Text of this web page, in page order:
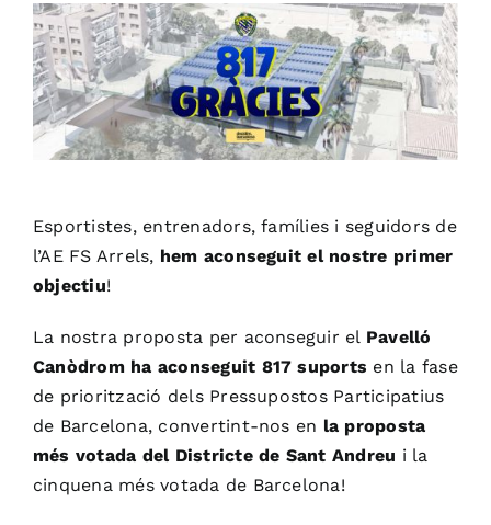
Esportistes, entrenadors, famílies i seguidors de
l’AE FS Arrels, hem aconseguit el nostre primer
objectiu!
La nostra proposta per aconseguir el Pavelló
Canòdrom ha aconseguit 817 suports en la fase
de priorització dels Pressupostos Participatius
de Barcelona, convertint-nos en la proposta
més votada del Districte de Sant Andreu i la
cinquena més votada de Barcelona!